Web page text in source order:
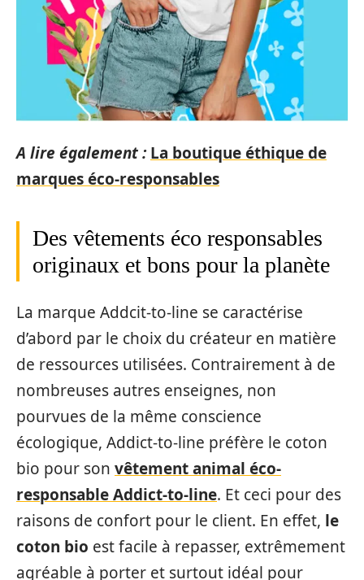
A lire également : La boutique éthique de
marques éco-responsables
Des vêtements éco responsables
originaux et bons pour la planète
La marque Addcit-to-line se caractérise
d’abord par le choix du créateur en matière
de ressources utilisées. Contrairement à de
nombreuses autres enseignes, non
pourvues de la même conscience
écologique, Addict-to-line préfère le coton
bio pour son vêtement animal éco-
responsable Addict-to-line. Et ceci pour des
raisons de confort pour le client. En effet, le
coton bio est facile à repasser, extrêmement
agréable à porter et surtout idéal pour